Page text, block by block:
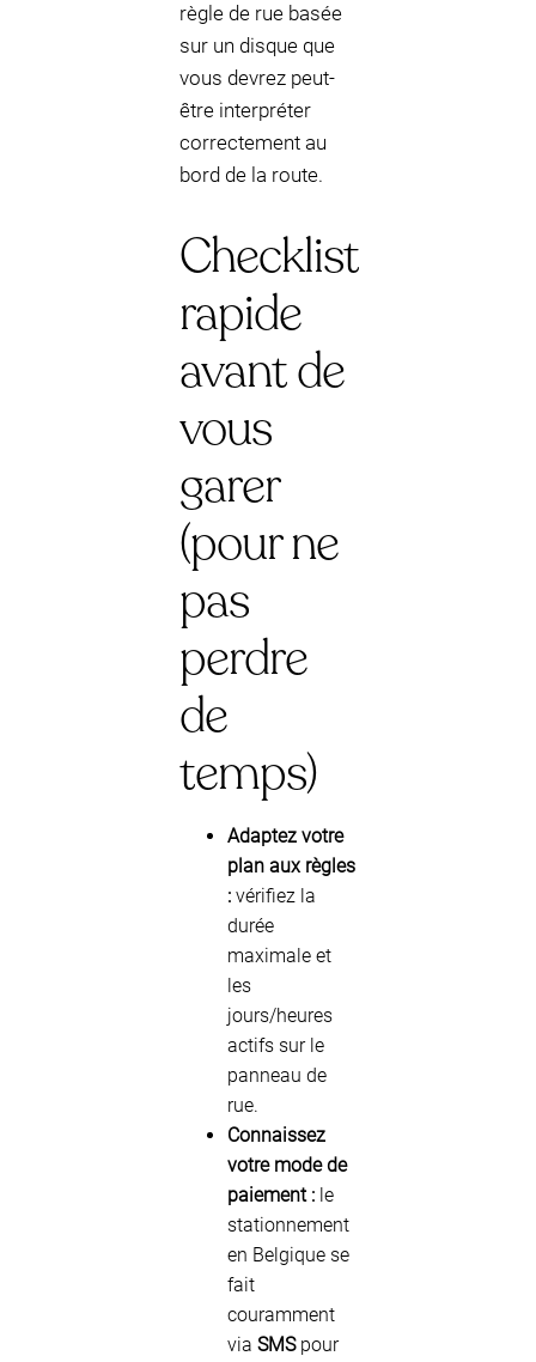
règle de rue basée
sur un disque que
vous devrez peut-
être interpréter
correctement au
bord de la route.
Checklist
rapide
avant de
vous
garer
(pour ne
pas
perdre
de
temps)
Adaptez votre
plan aux règles
: vérifiez la
durée
maximale et
les
jours/heures
actifs sur le
panneau de
rue.
Connaissez
votre mode de
paiement : le
stationnement
en Belgique se
fait
couramment
via SMSpour